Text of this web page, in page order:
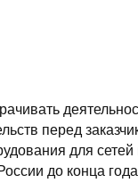
перед
для
до конца